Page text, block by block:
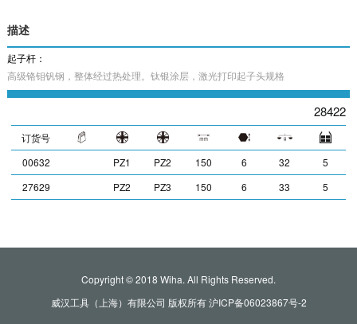
描述
起子杆：
高级铬钼钒钢，整体经过热处理。钛银涂层，激光打印起子头规格
28422
订货号
00632
PZ1 PZ2 150 6 32
5
27629
PZ2 PZ3 150 6 33 5
Copyright © 2018 Wiha. All Rights Reserved.
威汉工具（上海）有限公司 版权所有沪ICP备06023867号-2